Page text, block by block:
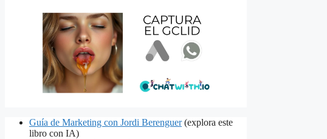
Guía de Marketing con Jordi Berenguer(explora este
libro con IA)